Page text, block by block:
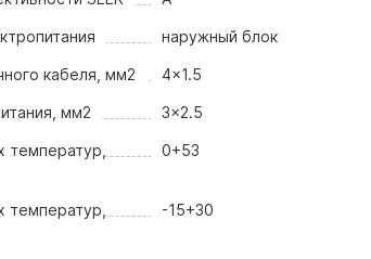
наружный блок
кабеля, мм2 4x1.5
мм2 3x2.5
температур,
0+53
температур,
-15+30